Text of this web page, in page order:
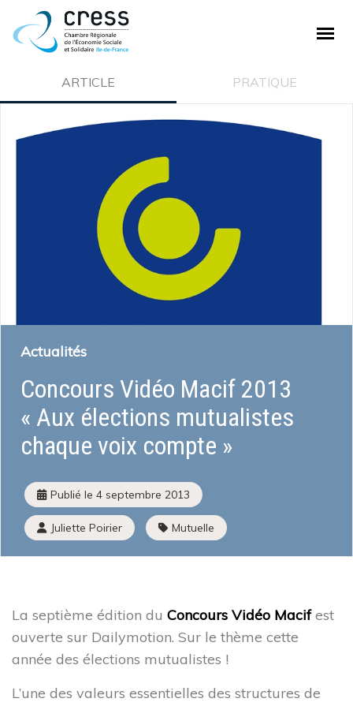
ARTICLE PRATIQUE
Actualités
Concours Vidéo Macif 2013
« Aux élections mutualistes
chaque voix compte »
Publié le 4 septembre 2013
Juliette Poirier Mutuelle
La septième édition du Concours Vidéo Macifest
ouverte sur Dailymotion. Sur le thème cette
année des élections mutualistes !
L’une des valeurs essentielles des structures de
PLAN DE SITE
La CRESS
Qui sommes nous ?
Ecosystème de la CRESS
Adhésion à la CRESS
Qu’est-ce que l’économie sociale et solidaire
Institutions et acteurs
La loi ESS
Histoire de l’économie sociale et solidaire
Mois de l’ESS et Prix régional de l’ESS
La liste des entreprises de l’ESS
J’améliore mes pratiques
Presse
J’adapte mes activités
Les financements à disposition
Les Accompagnements à disposition
Mon parcours d’économie d’énergie